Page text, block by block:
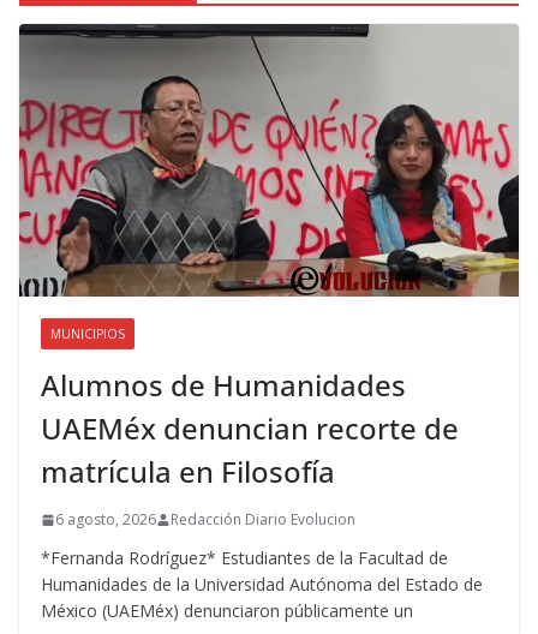
MUNICIPIOS
Alumnos de Humanidades
UAEMéx denuncian recorte de
matrícula en Filosofía
6 agosto, 2026 Redacción Diario Evolucion
*Fernanda Rodríguez* Estudiantes de la Facultad de
Humanidades de la Universidad Autónoma del Estado de
México (UAEMéx) denunciaron públicamente un